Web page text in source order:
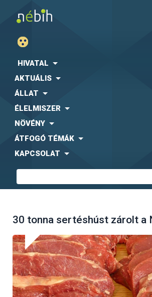
HIVATAL
AKTUÁLIS
ÁLLAT
ÉLELMISZER
NÖVÉNY
ÁTFOGÓ TÉMÁK
KAPCSOLAT
30 tonna sertéshúst zárolt a